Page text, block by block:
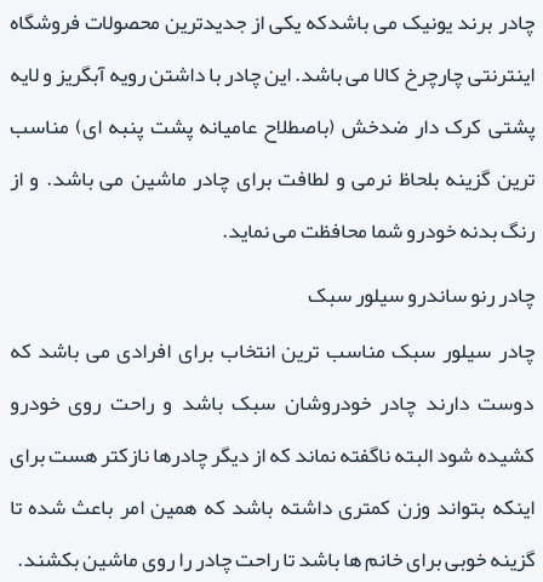
چادر برند یونیک می باشدکه یکی از جدیدترین محصولات فروشگاه
اینترنتی چارچرخ کالا می باشد. این چادر با داشتن رویه آبگریز و لایه
پشتی کرک دار ضدخش (باصطلاح عامیانه پشت پنبه ای) مناسب
ترین گزینه بلحاظ نرمی و لطافت برای چادر ماشین می باشد. و از
رنگ بدنه خودرو شما محافظت می نماید.
چادر رنو ساندرو سیلور سبک
چادر سیلور سبک مناسب ترین انتخاب برای افرادی می باشد که
دوست دارند چادر خودروشان سبک باشد و راحت روی خودرو
کشیده شود البته ناگفته نماند که از دیگر چادرها نازکتر هست برای
اینکه بتواند وزن کمتری داشته باشد که همین امر باعث شده تا
گزینه خوبی برای خانم ها باشد تا راحت چادر را روی ماشین بکشند.